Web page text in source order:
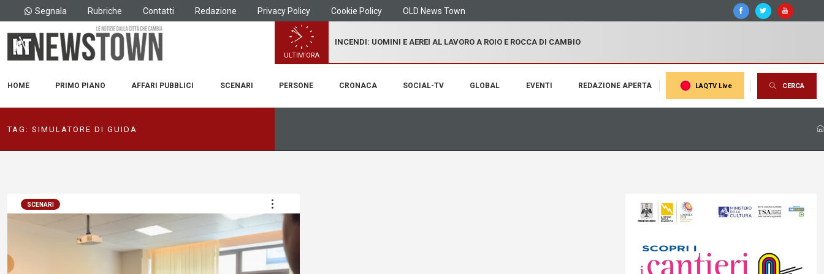
Segnala Rubriche Contatti Redazione Privacy Policy Cookie Policy OLD News Town
ULTIM'ORA
INCENDI: UOMINI E AEREI AL LAVORO A ROIO E ROCCA DI CAMBIO
HOME PRIMO PIANO AFFARI PUBBLICI SCENARI PERSONE CRONACA SOCIAL-TV GLOBAL EVENTI REDAZIONE APERTA LAQTV Live CERCA
TAG: SIMULATORE DI GUIDA
SCENARI